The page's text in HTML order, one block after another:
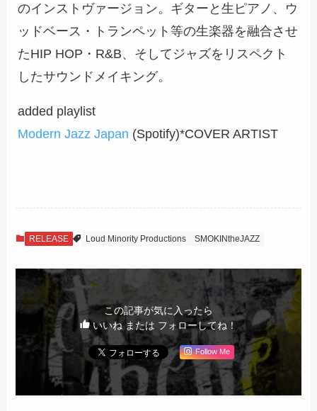
のインストヴァージョン。ギターと生ピアノ、ウ
ッドベース・トランペット等の生楽器を融合させ
たHIP HOP・R&B、そしてジャズをリスペクト
したサウンドメイキング。
added playlist
Modern Jazz Japan (Spotify)*COVER ARTIST
RELEASE Loud Minority Productions SMOKINtheJAZZ
この記事が気に入ったら
いいね または フォローしてね！
Follow Me